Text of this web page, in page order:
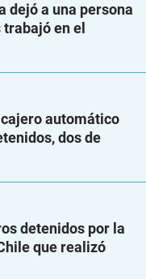
dejó a una persona
en el
automático
dos de
detenidos por la
que realizó